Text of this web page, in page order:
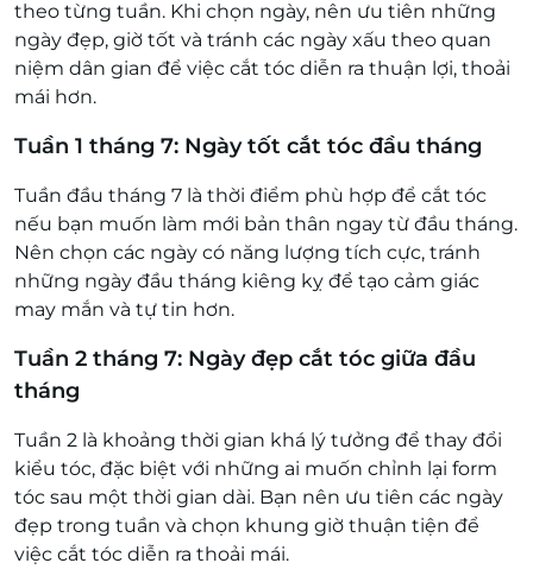
theo từng tuần. Khi chọn ngày, nên ưu tiên những
ngày đẹp, giờ tốt và tránh các ngày xấu theo quan
niệm dân gian để việc cắt tóc diễn ra thuận lợi, thoải
mái hơn.
Tuần 1 tháng 7: Ngày tốt cắt tóc đầu tháng
Tuần đầu tháng 7 là thời điểm phù hợp để cắt tóc
nếu bạn muốn làm mới bản thân ngay từ đầu tháng.
Nên chọn các ngày có năng lượng tích cực, tránh
những ngày đầu tháng kiêng kỵ để tạo cảm giác
may mắn và tự tin hơn.
Tuần 2 tháng 7: Ngày đẹp cắt tóc giữa đầu
tháng
Tuần 2 là khoảng thời gian khá lý tưởng để thay đổi
kiểu tóc, đặc biệt với những ai muốn chỉnh lại form
tóc sau một thời gian dài. Bạn nên ưu tiên các ngày
đẹp trong tuần và chọn khung giờ thuận tiện để
việc cắt tóc diễn ra thoải mái.